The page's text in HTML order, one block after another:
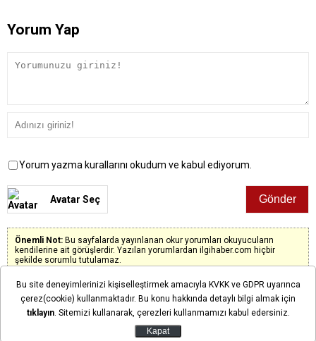
Yorum Yap
Yorum yazma kurallarını okudum ve kabul ediyorum.
Avatar Seç
Önemli Not: Bu sayfalarda yayınlanan okur yorumları okuyucuların
kendilerine ait görüşlerdir. Yazılan yorumlardan ilgihaber.com hiçbir
şekilde sorumlu tutulamaz.
Henüz yorum yapılmadı. İlk yorumu siz yapın!
Bu site deneyimlerinizi kişiselleştirmek amacıyla KVKK ve GDPR uyarınca
çerez(cookie) kullanmaktadır. Bu konu hakkında detaylı bilgi almak için
tıklayın. Sitemizi kullanarak, çerezleri kullanmamızı kabul edersiniz.
Kapat